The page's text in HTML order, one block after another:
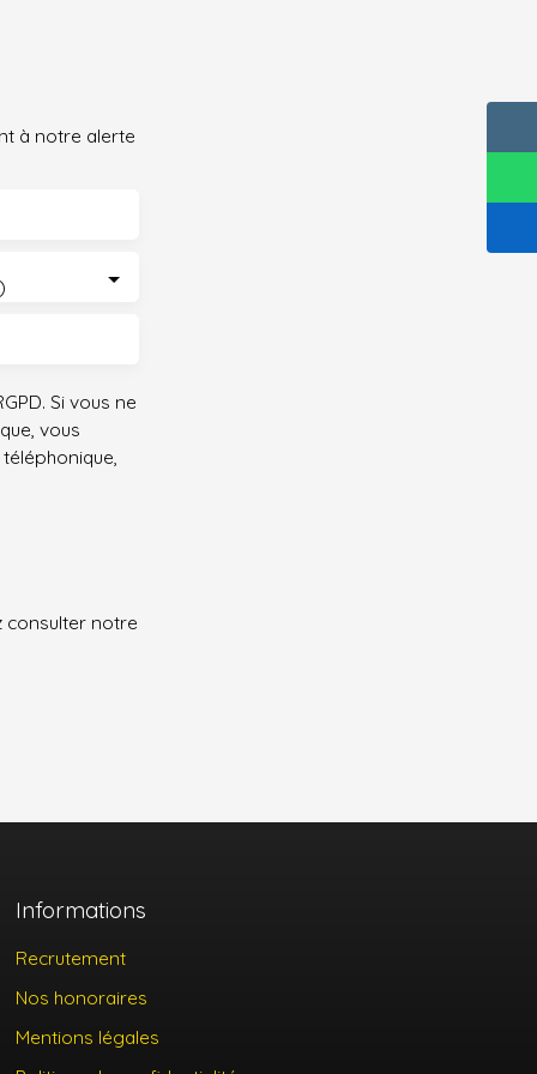
à notre alerte
Si vous ne
vous
consulter notre
Informations
Recrutement
Nos honoraires
Mentions légales